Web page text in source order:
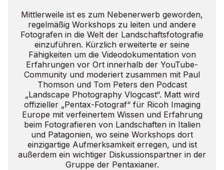
Mittlerweile ist es zum Nebenerwerb geworden,
regelmäßig Workshops zu leiten und andere
Fotografen in die Welt der Landschaftsfotografie
einzuführen. Kürzlich erweiterte er seine
Fähigkeiten um die Videodokumentation von
Erfahrungen vor Ort innerhalb der YouTube-
Community und moderiert zusammen mit Paul
Thomson und Tom Peters den Podcast
„Landscape Photography Vlogcast“. Matt wird
offizieller „Pentax-Fotograf“ für Ricoh Imaging
Europe mit verfeinertem Wissen und Erfahrung
beim Fotografieren von Landschaften in Italien
und Patagonien, wo seine Workshops dort
einzigartige Aufmerksamkeit erregen, und ist
außerdem ein wichtiger Diskussionspartner in der
Gruppe der Pentaxianer.